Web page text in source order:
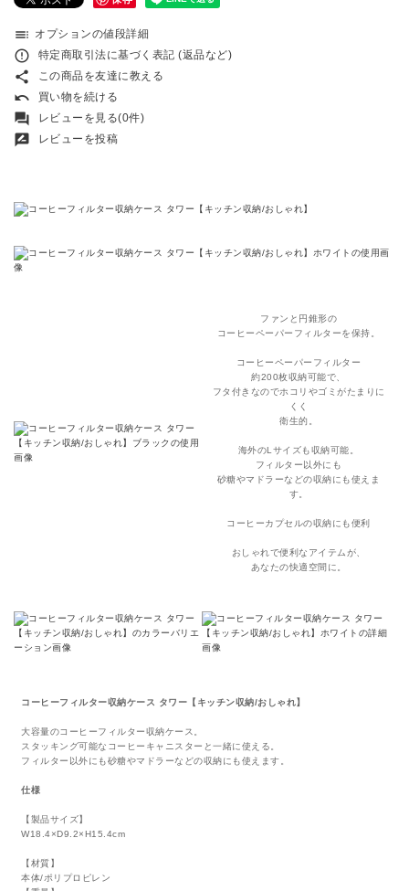
toc オプションの値段詳細
error_outline 特定商取引法に基づく表記 (返品など)
share この商品を友達に教える
undo 買い物を続ける
forum レビューを見る(0件)
rate_review レビューを投稿
ファンと円錐形の
コーヒーペーパーフィルターを保持。
コーヒーペーパーフィルター
約200枚収納可能で、
フタ付きなのでホコリやゴミがたまりに
くく
衛生的。
海外のLサイズも収納可能。
フィルター以外にも
砂糖やマドラーなどの収納にも使えま
す。
コーヒーカプセルの収納にも便利
おしゃれで便利なアイテムが、
あなたの快適空間に。
コーヒーフィルター収納ケース タワー【キッチン収納/おしゃれ】
大容量のコーヒーフィルター収納ケース。
スタッキング可能なコーヒーキャニスターと一緒に使える。
フィルター以外にも砂糖やマドラーなどの収納にも使えます。
仕様
【製品サイズ】
W18.4×D9.2×H15.4cm
【材質】
本体/ポリプロピレン